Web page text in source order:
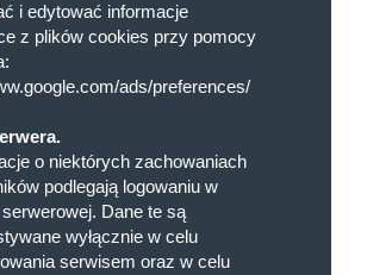
i edytować informacje
z plików cookies przy pomocy
ads/preferences/
o niektórych zachowaniach
podlegają logowaniu w
Dane te są
wyłącznie w celu
serwisem oraz w celu